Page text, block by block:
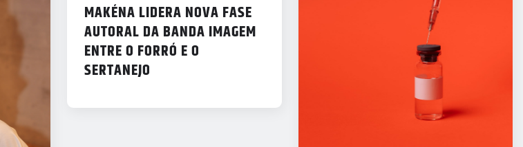
MAKÉNA LIDERA NOVA FASE
AUTORAL DA BANDA IMAGEM
ENTRE O FORRÓ E O
SERTANEJO